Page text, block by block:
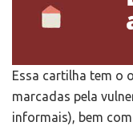
Essa cartilha tem o
marcadas pela
informais), bem